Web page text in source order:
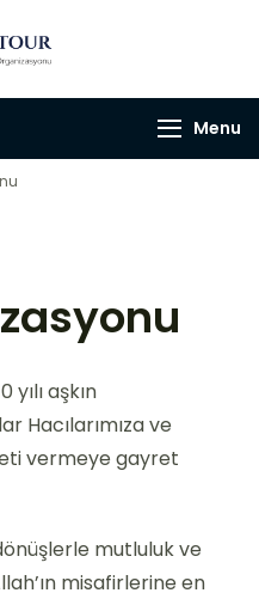
Turları
Menu
aşkın
Hacılarımıza ve
vermeye gayret
mutluluk ve
misafirlerine en